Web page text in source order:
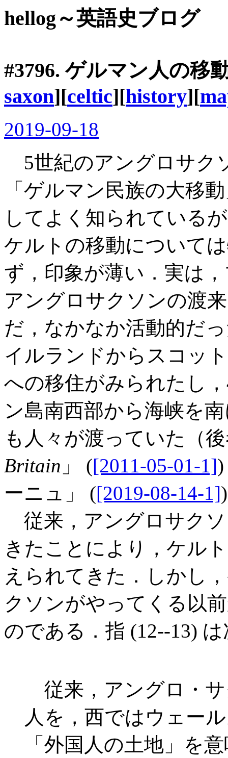
hellog～英語史ブログ
#3796. ゲルマン人の移
saxon][celtic][history][
2019-09-18
5世紀のアングロサク
「ゲルマン民族の大移
してよく知られている
ケルトの移動について
ず，印象が薄い．実は
アングロサクソンの渡
だ，なかなか活動的だ
イルランドからスコッ
への移住がみられたし
ン島南西部から海峡を
も人々が渡っていた（
Britain 」 ([2011-05-01-1]
ーニュ」 ([2019-08-14-1]
従来，アングロサク
きたことにより，ケル
えられてきた．しかし
クソンがやってくる以
のである．指 (12--13)
従来，アングロ・
人を，西ではウェー
「外国人の土地」を